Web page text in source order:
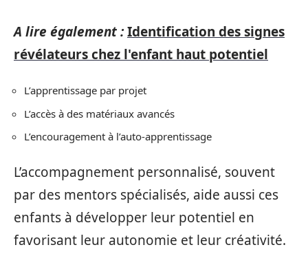
A lire également :Identification des signes
révélateurs chez l'enfant haut potentiel
L’apprentissage par projet
L’accès à des matériaux avancés
L’encouragement à l’auto-apprentissage
L’accompagnement personnalisé, souvent
par des mentors spécialisés, aide aussi ces
enfants à développer leur potentiel en
favorisant leur autonomie et leur créativité.